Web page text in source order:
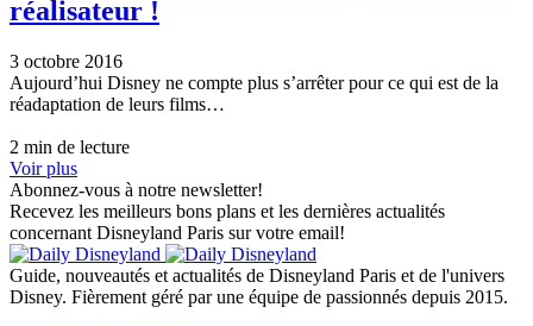
réalisateur !
3 octobre 2016
Aujourd’hui Disney ne compte plus s’arrêter pour ce qui est de la
réadaptation de leurs films…
2 min de lecture
Voir plus
Abonnez-vous à notre newsletter!
Recevez les meilleurs bons plans et les dernières actualités
concernant Disneyland Paris sur votre email!
Guide, nouveautés et actualités de Disneyland Paris et de l'univers
Disney. Fièrement géré par une équipe de passionnés depuis 2015.